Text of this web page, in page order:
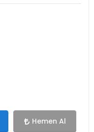
Hemen Al